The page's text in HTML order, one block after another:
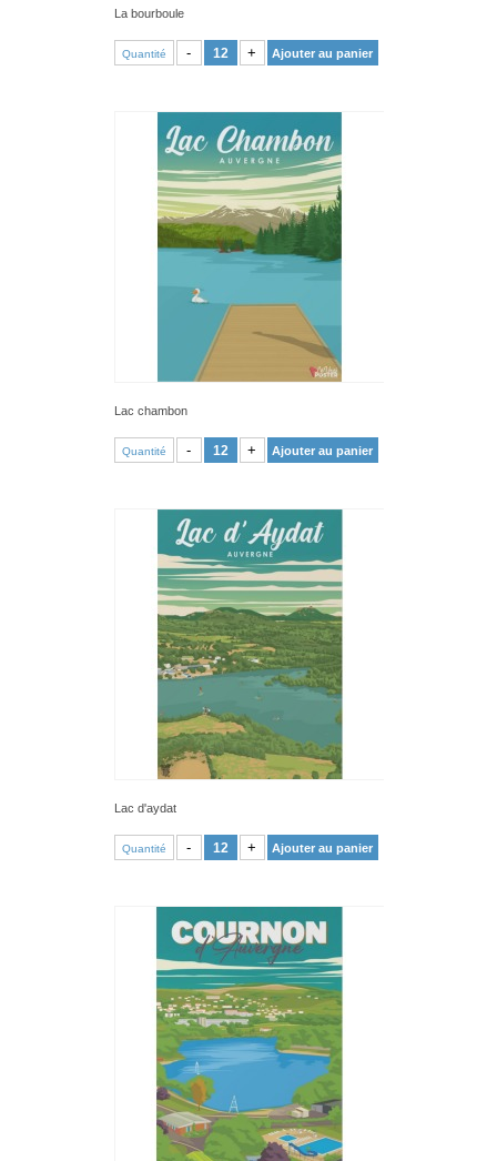
La bourboule
Quantité - + Ajouter au panier
Lac chambon
Quantité - + Ajouter au panier
Lac d'aydat
Quantité - + Ajouter au panier